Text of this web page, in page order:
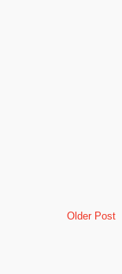
Older Post